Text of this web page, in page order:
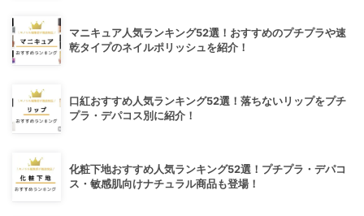
マニキュア人気ランキング52選！おすすめのプチプラや速
乾タイプのネイルポリッシュを紹介！
口紅おすすめ人気ランキング52選！落ちないリップをプチ
プラ・デパコス別に紹介！
化粧下地おすすめ人気ランキング52選！プチプラ・デパコ
ス・敏感肌向けナチュラル商品も登場！